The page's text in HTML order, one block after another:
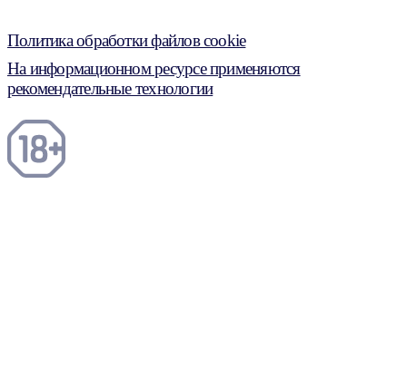
Политика обработки файлов cookie
На информационном ресурсе применяются
рекомендательные технологии